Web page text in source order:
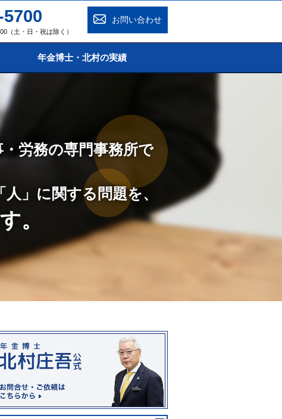
お問い合わせ
（土・日・祝は除く）
年金博士・北村の実績
労務の専門事務所で
」に関する問題を、
。